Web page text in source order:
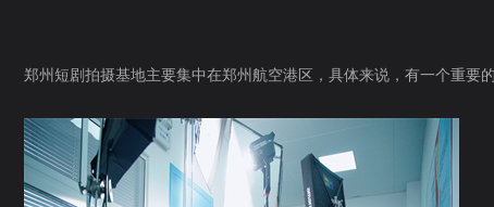
郑州短剧拍摄基地主要集中在郑州航空港区，具体来说，有一个重要